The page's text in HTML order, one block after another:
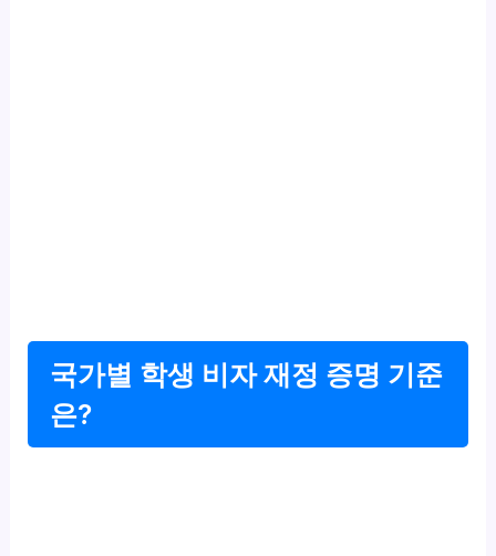
국가별 학생 비자 재정 증명 기준
은?